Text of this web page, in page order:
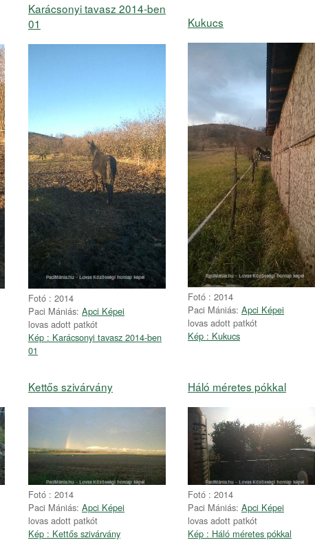
Karácsonyi tavasz 2014-ben
01
Fotó : 2014
Paci Mániás: Apci Képei
lovas adott patkót
Kép : Karácsonyi tavasz 2014-ben
01
Kukucs
Fotó : 2014
Paci Mániás: Apci Képei
lovas adott patkót
Kép : Kukucs
Kettős szivárvány
Fotó : 2014
Paci Mániás: Apci Képei
lovas adott patkót
Kép : Kettős szivárvány
Háló méretes pókkal
Fotó : 2014
Paci Mániás: Apci Képei
lovas adott patkót
Kép : Háló méretes pókkal